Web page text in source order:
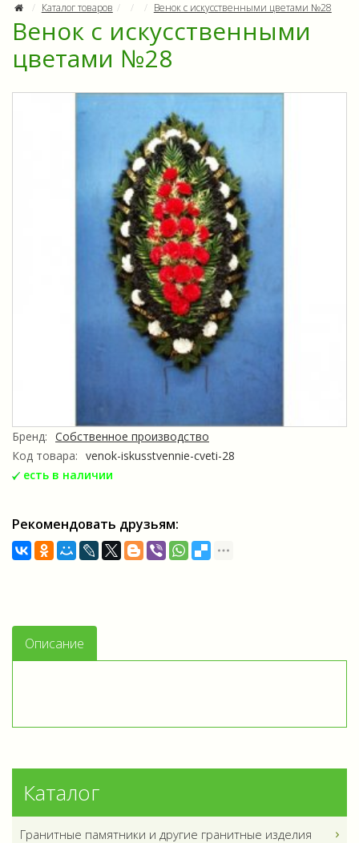
Каталог товаров Венок с искусственными цветами №28
Венок с искусственными
цветами №28
Бренд: Собственное производство
Код товара: venok-iskusstvennie-cveti-28
есть в наличии
Рекомендовать друзьям:
Описание
Каталог
Гранитные памятники и другие гранитные изделия